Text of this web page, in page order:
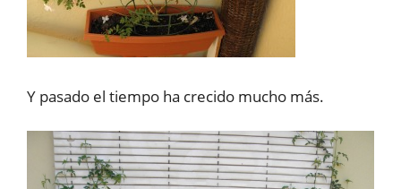
Y pasado el tiempo ha crecido mucho más.